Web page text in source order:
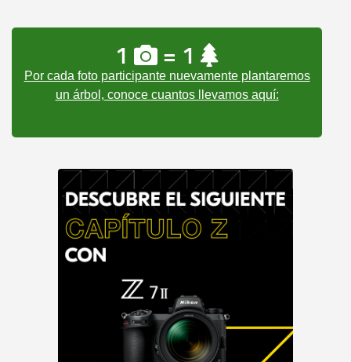
1 = 1
Por cada foto participante nuevamente plantaremos
un árbol, conoce cuantos llevamos aquí: